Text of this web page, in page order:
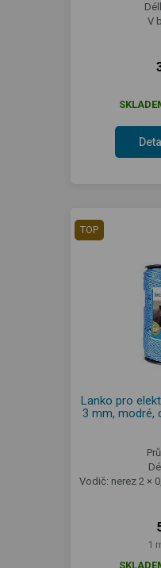
V
TOP
Lanko pro
3 mm, modré,
Vodič: nerez 2 ×
1